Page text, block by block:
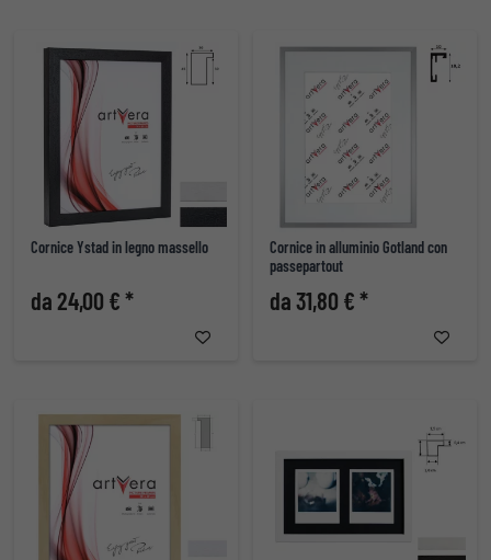
Cornice Ystad in legno massello
da 24,00 € *
Cornice in alluminio Gotland con
passepartout
da 31,80 € *